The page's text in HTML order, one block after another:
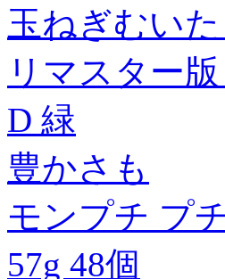
玉ねぎむい
リマスター
D 緑
豊かさも
モンプチ プ
57g 48個